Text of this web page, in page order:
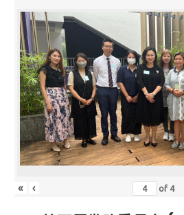
« ‹ of 4